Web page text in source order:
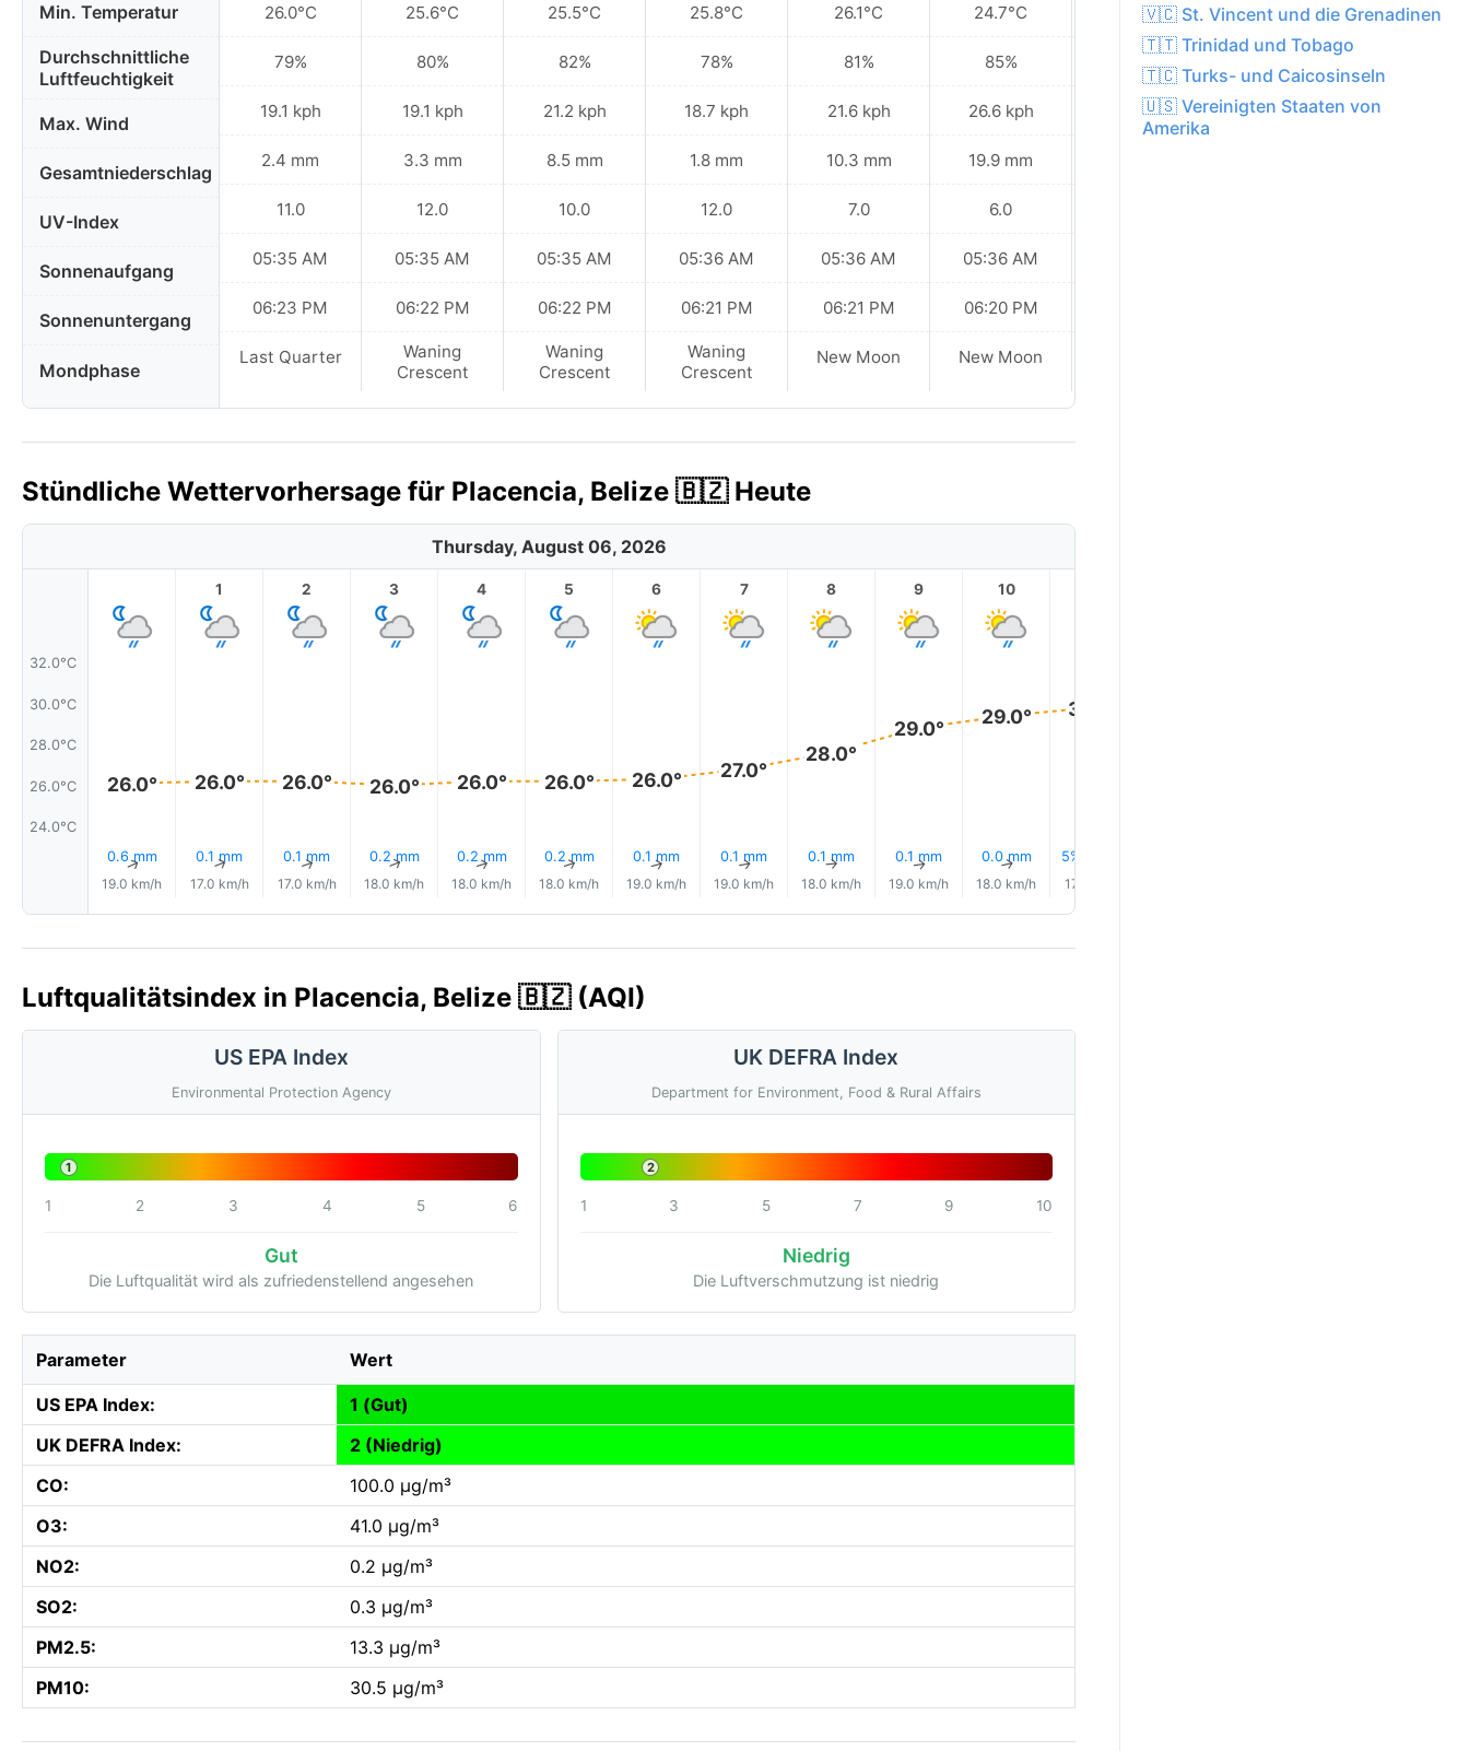
Min. Temperatur
Durchschnittliche
Luftfeuchtigkeit
Max. Wind
Gesamtniederschlag
UV-Index
Sonnenaufgang
Sonnenuntergang
Mondphase
26.0°C
79%
19.1 kph
2.4 mm
11.0
05:35 AM
06:23 PM
Last Quarter
25.6°C
80%
19.1 kph
3.3 mm
12.0
05:35 AM
06:22 PM
Waning
Crescent
25.5°C
82%
21.2 kph
8.5 mm
10.0
05:35 AM
06:22 PM
Waning
Crescent
25.8°C
78%
18.7 kph
1.8 mm
12.0
05:36 AM
06:21 PM
Waning
Crescent
26.1°C
81%
21.6 kph
10.3 mm
7.0
05:36 AM
06:21 PM
New Moon
24.7°C
85%
26.6 kph
19.9 mm
6.0
05:36 AM
06:20 PM
New Moon
25.8°C
22.0 kph
Stündliche Wettervorhersage für Placencia, Belize 🇧🇿 Heute
Thursday, August 06, 2026
32.0°C
30.0°C
28.0°C
26.0°C
24.0°C
26.0°
0.6 mm
↑
19.0 km/h
1
26.0°
0.1 mm
↑
17.0 km/h
2
26.0°
0.1 mm
↑
17.0 km/h
3
26.0°
0.2 mm
↑
18.0 km/h
4
26.0°
0.2 mm
↑
18.0 km/h
5
26.0°
0.2 mm
↑
18.0 km/h
6
26.0°
0.1 mm
↑
19.0 km/h
7
27.0°
0.1 mm
↑
19.0 km/h
8
28.0°
0.1 mm
↑
18.0 km/h
9
29.0°
0.1 mm
↑
19.0 km/h
10
29.0°
0.0 mm
↑
18.0 km/h
30.0°
5% Regen
17.0 km/h
Luftqualitätsindex in Placencia, Belize 🇧🇿 (AQI)
US EPA Index
Environmental Protection Agency
1
1 2 3 4 5 6
Gut
Die Luftqualität wird als zufriedenstellend angesehen
UK DEFRA Index
Department for Environment, Food & Rural Affairs
2
1 3 5 7 9 10
Niedrig
Die Luftverschmutzung ist niedrig
Parameter Wert
US EPA Index:
1 (Gut)
UK DEFRA Index:
2 (Niedrig)
CO:
100.0 µg/m³
O3:
41.0 µg/m³
NO2:
0.2 µg/m³
SO2:
0.3 µg/m³
PM2.5:
13.3 µg/m³
PM10:
30.5 µg/m³
🇻🇨 St. Vincent und die Grenadinen
🇹🇹 Trinidad und Tobago
🇹🇨 Turks- und Caicosinseln
🇺🇸 Vereinigten Staaten von
Amerika